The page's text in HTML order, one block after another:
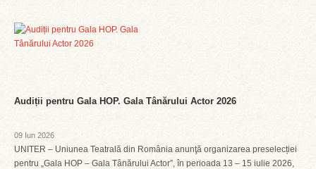
Audiții pentru Gala HOP. Gala Tânărului Actor 2026
09 Iun 2026
UNITER – Uniunea Teatrală din România anunţă organizarea preselecției
pentru „Gala HOP – Gala Tânărului Actor”, în perioada 13 – 15 iulie 2026,